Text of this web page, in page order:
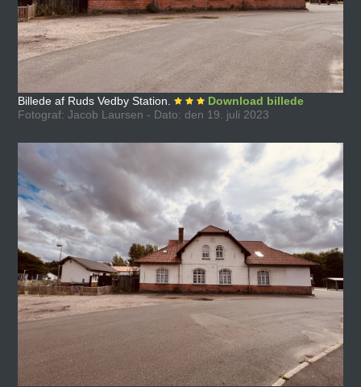
Billede af Ruds Vedby Station.
Download billede
Fotograf: Jacob Laursen - Dato: den 19. juli 2023